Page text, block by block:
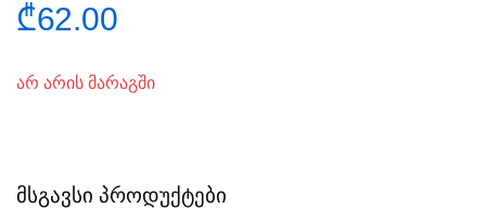
₾62.00
არ არის მარაგში
მსგავსი პროდუქტები